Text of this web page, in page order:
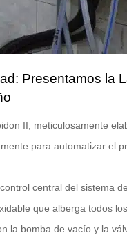
Presentamos la
II, meticulosamente
para automatizar el
central del sistema
que alberga todos
la bomba de vacío y la